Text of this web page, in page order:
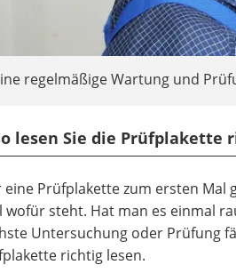
regelmäßige Wartung und
lesen Sie die Prüfplakette
eine Prüfplakette zum ersten
wofür steht. Hat man es einmal
Untersuchung oder Prüfung
richtig lesen.